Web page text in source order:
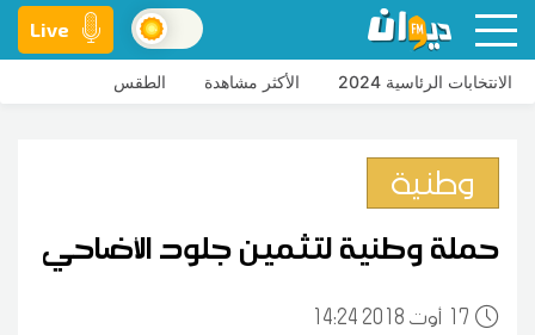
Live
الانتخابات الرئاسية 2024 الأكثر مشاهدة الطقس
وطنية
حملة وطنية لتثمين جلود الأضاحي
17 14:24 2018 أوت